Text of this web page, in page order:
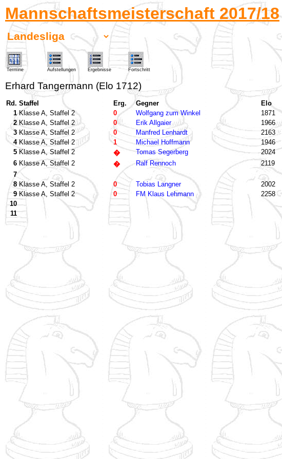
Mannschaftsmeisterschaft 2017/18
Termine Aufstellungen Ergebnisse Fortschritt
Erhard Tangermann (Elo 1712)
Rd. Staffel Erg. Gegner
Elo
1 Klasse A, Staffel 2 0 Wolfgang zum Winkel
1871
2 Klasse A, Staffel 2 0 Erik Allgaier
1966
3 Klasse A, Staffel 2 0 Manfred Lenhardt
2163
4 Klasse A, Staffel 2 1 Michael Hoffmann
1946
5 Klasse A, Staffel 2 � Tomas Segerberg
2024
6 Klasse A, Staffel 2 � Ralf Rennoch
2119
7
8 Klasse A, Staffel 2 0 Tobias Langner
2002
9 Klasse A, Staffel 2 0 FM Klaus Lehmann
2258
10
11